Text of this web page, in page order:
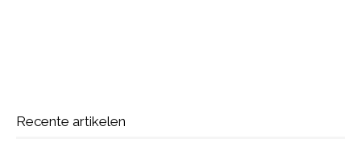
Recente artikelen